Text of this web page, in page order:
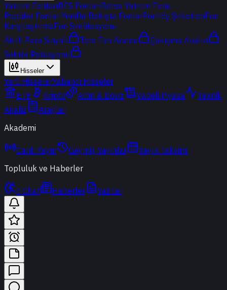
Yatırım FonlarıBES FonlarıBorsa Yatırım Fonu
Popüler Fonlar YeniBir Bakışta FonlarPortföy ŞirketleriFon
KarşılaştırmaFon Simülasyonu
Akıllı Para Sinyali
Ters Fon Arama
Çakışma Analizi
Sektör Rotasyonu
Hisseler
Yerli HisselerYabancı Hisseler
ETF
Kripto Altın & Döviz Vadeli Piyasa
Teknik
Analiz
Araçlar
Akademi
Canlı Yayın Geçmiş Yayınlar
Yayın Takvimi
Topluluk ve Haberler
t-Chat Haberler Yazılar